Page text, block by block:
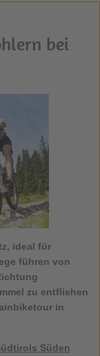
bei
ideal für
führen von
zu entfliehen
in
Süden